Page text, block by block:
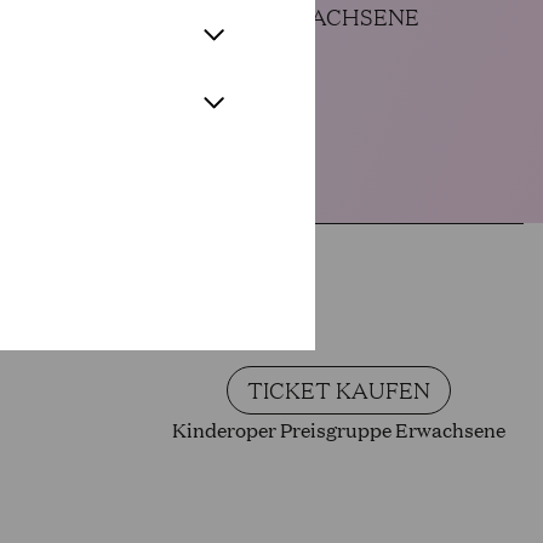
ERWACHSENE
TICKET KAUFEN
Kinderoper Preisgruppe Erwachsene